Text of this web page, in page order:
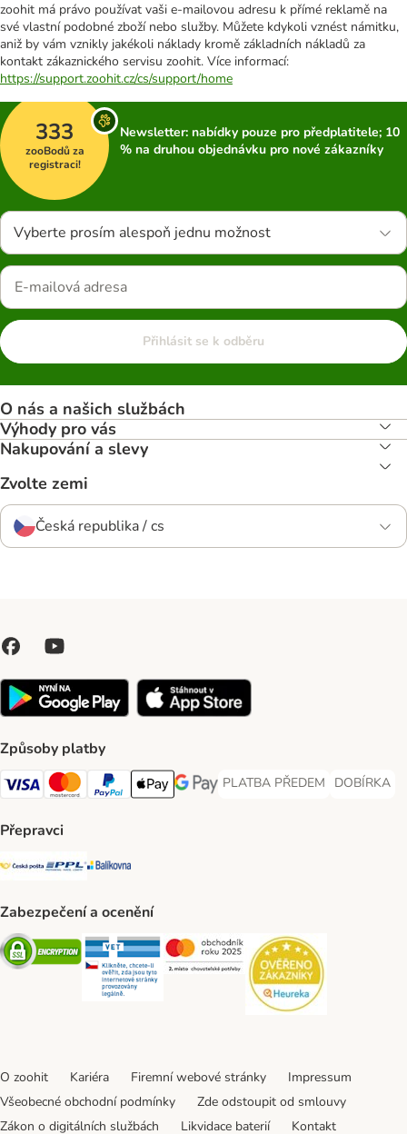
zoohit má právo používat vaši e-mailovou adresu k přímé reklamě na
své vlastní podobné zboží nebo služby. Můžete kdykoli vznést námitku,
aniž by vám vznikly jakékoli náklady kromě základních nákladů za
kontakt zákaznického servisu zoohit. Více informací:
https://support.zoohit.cz/cs/support/home
333
zooBodů za
registraci!
Newsletter: nabídky pouze pro předplatitele; 10
% na druhou objednávku pro nové zákazníky
Vyberte prosím alespoň jednu možnost
Přihlásit se k odběru
O nás a našich službách
Výhody pro vás
Nakupování a slevy
Zvolte zemi
Česká republika / cs
Způsoby platby
Visa Payment Method
Mastercard Payment Method
PayPal Payment Method
Apple pay Payment Method
GooglePay Payment Method
PLATBA PŘEDEM
PLATBA PŘEDEM Payment
DOBÍRKA
DOBÍRKA
Přepravci
Česká pošta Shipping Method
PPL Shipping Method
Balíkovna Shipping Method
Zabezpečení a ocenění
Security Security Security
O zoohit Kariéra Firemní webové stránky
Impressum
Všeobecné obchodní podmínky
Zde odstoupit od smlouvy
Zákon o digitálních službách
Likvidace baterií Kontakt